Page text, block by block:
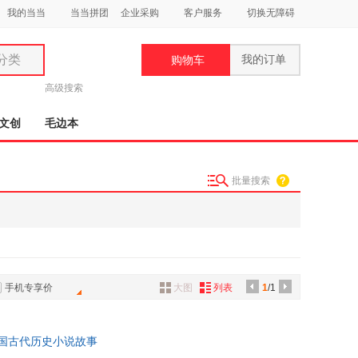
我的当当 当当拼团 企业采购 客户服务 切换无障碍
类
高级搜索
购物车 我的订单
创 毛边本
批量搜索
手机专享价 1/1
大图 列表
古代历史小说故事